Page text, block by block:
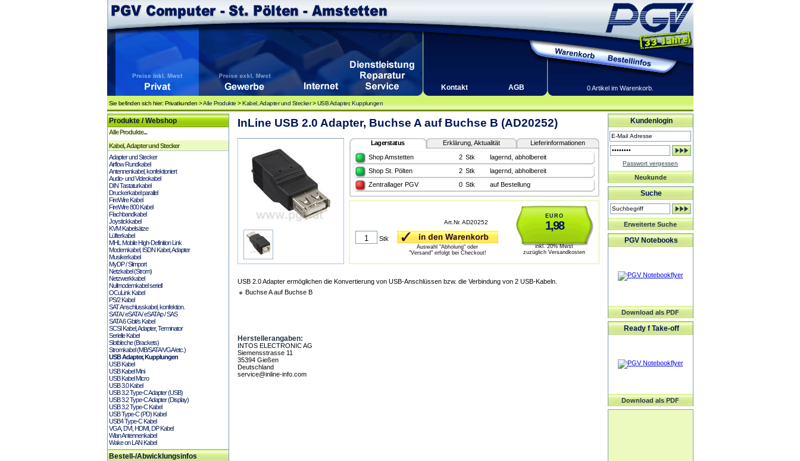
Kontakt AGB 0 Artikel im Warenkorb.
Sie befinden sich hier: Privatkunden >Alle Produkte >Kabel, Adapter und Stecker>USB Adapter, Kupplungen
Produkte / Webshop
Alle Produkte...
Kabel, Adapter und Stecker
Adapter und Stecker
Airflow Rundkabel
Antennenkabel, konfektioniert
Audio- und Videokabel
DIN Tastaturkabel
Druckerkabel parallel
FireWire Kabel
FireWire 800 Kabel
Flachbandkabel
Joystickkabel
KVM Kabelsätze
Lüfterkabel
MHL Mobile High-Definition Link
Modemkabel, ISDN Kabel, Adapter
Musikerkabel
MyDP / Slimport
Netzkabel (Strom)
Netzwerkkabel
Nullmodemkabel seriell
OCuLink Kabel
PS/2 Kabel
SAT Anschlusskabel, konfektion.
SATA / eSATA / eSATAp / SAS
SATA 6 Gbit/s Kabel
SCSI Kabel, Adapter, Terminator
Serielle Kabel
Slotbleche (Brackets)
Stromkabel (MB/SATA/VGA/etc.)
USB Adapter, Kupplungen
USB Kabel
USB Kabel Mini
USB Kabel Micro
USB 3.0 Kabel
USB 3.2 Type-C Adapter (USB)
USB 3.2 Type-C Adapter (Display)
USB 3.2 Type-C Kabel
USB Type-C (PD) Kabel
USB4 Type-C Kabel
VGA, DVI, HDMI, DP Kabel
Wlan Antennenkabel
Wake on LAN Kabel
Bestell-/Abwicklungsinfos
InLine USB 2.0 Adapter, Buchse A auf Buchse B (AD20252)
Lagerstatus Erklärung, Aktualität
Lieferinformationen
Shop Amstetten
2 Stk
lagernd, abholbereit
Shop St. Pölten
2 Stk
lagernd, abholbereit
Zentrallager PGV
0 Stk auf Bestellung
EURO
1,98
inkl. 20% Mwst
zuzüglich Versandkosten
Art.Nr. AD20252
Stk
Auswahl "Abholung" oder
"Versand" erfolgt bei Checkout!
USB 2.0 Adapter ermöglichen die Konvertierung von USB-Anschlüssen bzw. die Verbindung von 2 USB-Kabeln.
Buchse A auf Buchse B
Herstellerangaben:
INTOS ELECTRONIC AG
Siemensstrasse 11
35394 Gießen
Deutschland
service@inline-info.com
Kundenlogin
Passwort vergessen
Neukunde
Suche
Erweiterte Suche
PGV Notebooks
Download als PDF
Ready f Take-off
Download als PDF